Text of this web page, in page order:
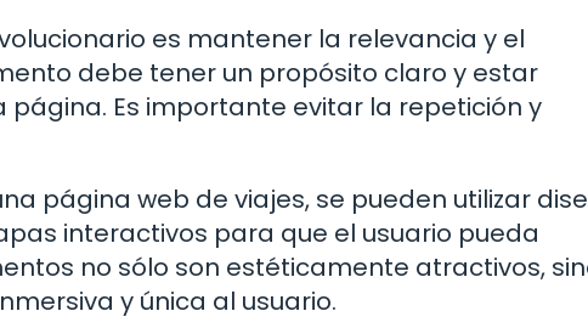
es mantener la relevancia y el
debe tener un propósito claro y estar
Es importante evitar la repetición y
página web de viajes, se pueden utilizar
interactivos para que el usuario pueda
no sólo son estéticamente atractivos,
y única al usuario.